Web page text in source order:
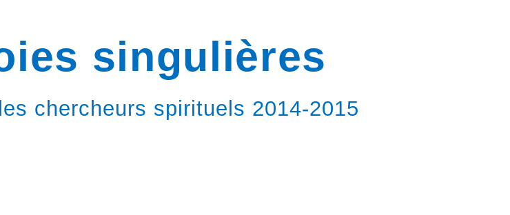
singulières
chercheurs spirituels 2014-2015